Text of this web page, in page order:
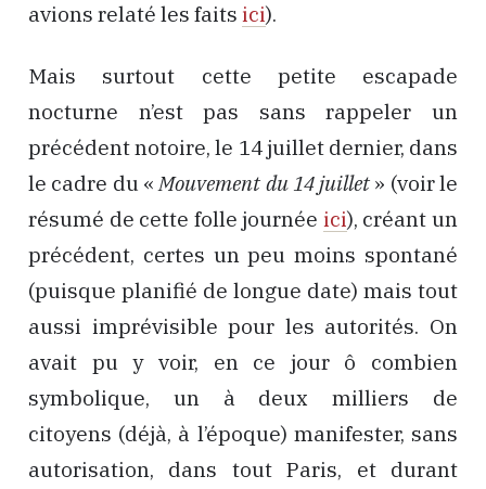
avions relaté les faits ici).
Mais surtout cette petite escapade
nocturne n’est pas sans rappeler un
précédent notoire, le 14 juillet dernier, dans
le cadre du «Mouvement du 14 juillet » (voir le
résumé de cette folle journée ici), créant un
précédent, certes un peu moins spontané
(puisque planifié de longue date) mais tout
aussi imprévisible pour les autorités. On
avait pu y voir, en ce jour ô combien
symbolique, un à deux milliers de
citoyens (déjà, à l’époque) manifester, sans
autorisation, dans tout Paris, et durant